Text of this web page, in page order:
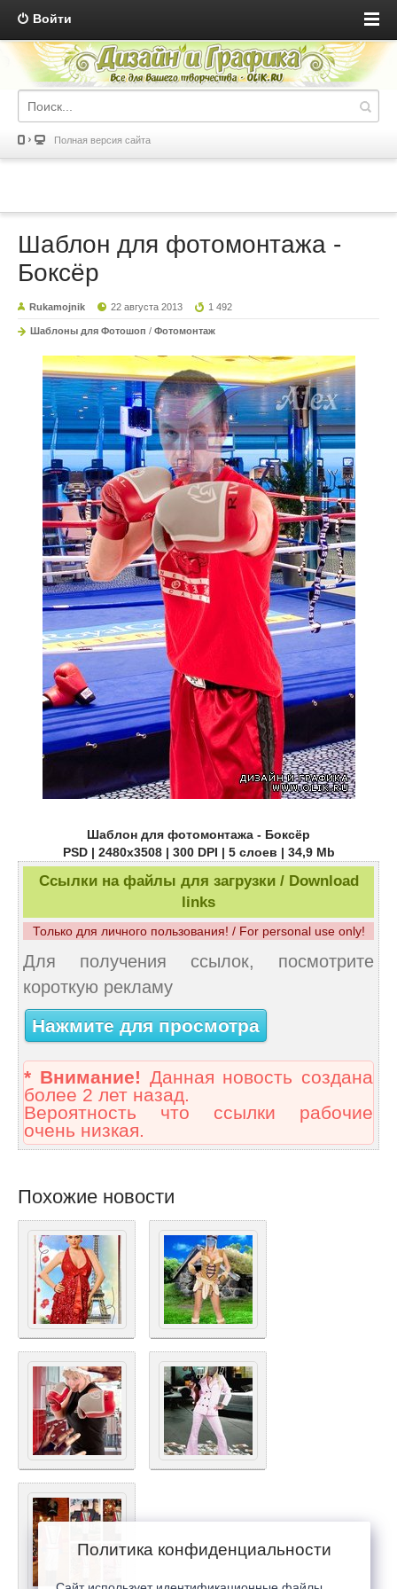
Войти
Полная версия сайта
Шаблон для фотомонтажа -
Боксёр
Rukamojnik 22 августа 2013 1 492
Шаблоны для Фотошоп / Фотомонтаж
Шаблон для фотомонтажа - Боксёр
PSD | 2480x3508 | 300 DPI | 5 слоев | 34,9 Mb
Ссылки на файлы для загрузки / Download
links
Только для личного пользования! / For personal use only!
Для получения ссылок, посмотрите
короткую рекламу
Нажмите для просмотра
* Внимание! Данная новость создана
более 2 лет назад.
Вероятность что ссылки рабочие
очень низкая.
Похожие новости
Политика конфиденциальности